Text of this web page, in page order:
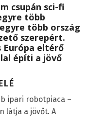
csupán sci-fi
több
több ország
szerepért.
Európa eltérő
építi a jövő
ipari robotpiaca –
látja a jövőt. A